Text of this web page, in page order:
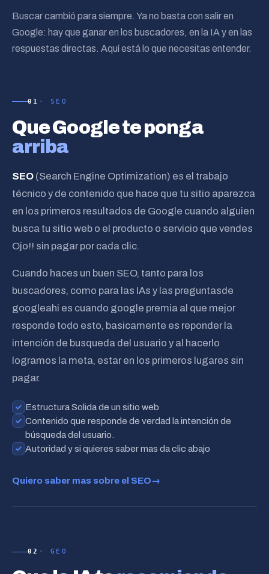
Buscar cambió para siempre. Ya no basta con salir en
Google: hay que ganar en los buscadores, en la IA y en las
respuestas directas. Aquí está lo que necesitas entender.
01 · SEO
Que Google te ponga
arriba
SEO (Search Engine Optimization) es el trabajo
técnico y de contenido que hace que tu sitio aparezca
en los primeros resultados de Google cuando alguien
busca tu sitio web o el producto o servicio que vendes
Ojo!! sin pagar por cada clic.
Cuando haces un buen SEO, tanto para los
buscadores, como para las IAs y las preguntasde
googleahi es cuando google premia al que mejor
responde todo esto, basicamente es reponder la
intención de busqueda del usuario y al hacerlo
logramos la meta, estar en los primeros lugares sin
pagar.
Estructura Solida de un sitio web
Contenido que responde de verdad la intención de
búsqueda del usuario.
Autoridad y si quieres saber mas da clic abajo
Quiero saber mas sobre el SEO→
1 · TÚ
02 · GEO